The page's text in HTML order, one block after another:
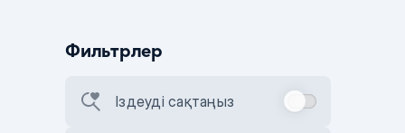
Фильтрлер
Іздеуді сақтаңыз